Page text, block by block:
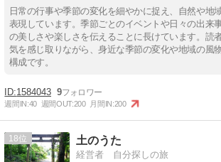
日常の行事や季節の変化を細やかに捉え、自然や地
表現しています。季節ごとのイベントや日々の出来
の美しさや楽しさを伝えることに長けています。読
気を感じ取りながら、身近な季節の変化や地域の風
構成です。
1584043 9
週間IN:40 週間OUT:200 月間IN:200
18 土のうた
経営者 自分探しの旅